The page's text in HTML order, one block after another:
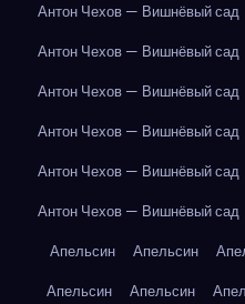
Антон Чехов — Вишнёвый сад
Антон Чехов — Вишнёвый сад
Антон Чехов — Вишнёвый сад
Антон Чехов — Вишнёвый сад
Антон Чехов — Вишнёвый сад
Антон Чехов — Вишнёвый сад
Апельсин
Апельсин
Апельсин
Апельсин